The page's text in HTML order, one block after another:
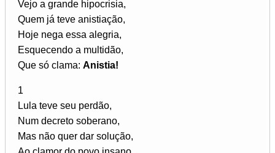
Vejo a grande hipocrisia,
Quem já teve anistiação,
Hoje nega essa alegria,
Esquecendo a multidão,
Que só clama: Anistia!
1
Lula teve seu perdão,
Num decreto soberano,
Mas não quer dar solução,